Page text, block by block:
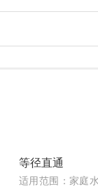
等径直通
适用范围：家庭